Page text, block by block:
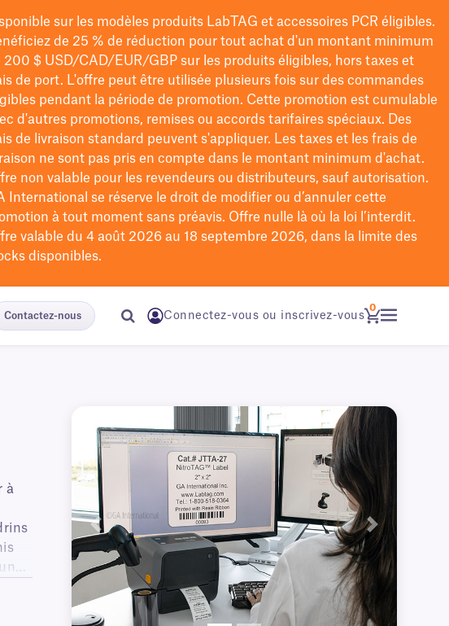
sur les modèles produits LabTAG et accessoires PCR éligibles.
de 25 % de réduction pour tout achat d'un montant minimum
200 $USD/CAD/EUR/GBPsur les produits éligibles, hors taxes et
de port. L'offre peut être utilisée plusieurs fois sur des commandes
pendant la période de promotion. Cette promotion est cumulable
d'autres promotions, remises ou accords tarifaires spéciaux. Des
de livraison standard peuvent s'appliquer. Les taxes et les frais de
ne sont pas pris en compte dans le montant minimum d'achat.
non valable pour les revendeurs ou distributeurs, sauf autorisation.
International se réserve le droit de modifierou d’annuler cette
à tout moment sans préavis. Offre nulle là où la loi l’interdit.
valable du 4 août 2026 au 18 septembre 2026, dans la limite des
disponibles.
Contactez-nous Connectez-vous ou inscrivez-vous
0
à
Précédent Suivant